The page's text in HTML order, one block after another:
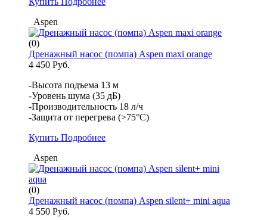
Aspen
(0)
Дренажный насос (помпа) Aspen maxi orange
4 450 Руб.
-Высота подъема 13 м
-Уровень шума (35 дБ)
-Производительность 18 л/ч
-Защита от перегрева (>75°С)
Купить Подробнее
Aspen
(0)
Дренажный насос (помпа) Aspen silent+ mini aqua
4 550 Руб.